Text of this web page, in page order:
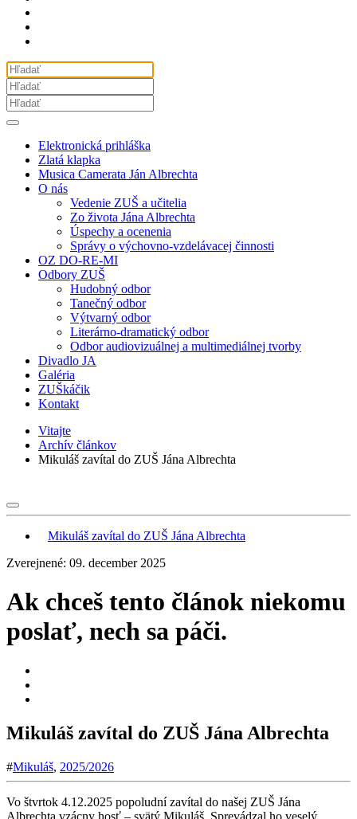
Elektronická prihláška
Zlatá klapka
Musica Camerata Ján Albrechta
O nás
Vedenie ZUŠ a učitelia
Zo života Jána Albrechta
Úspechy a ocenenia
Správy o výchovno-vzdelávacej činnosti
OZ DO-RE-MI
Odbory ZUŠ
Hudobný odbor
Tanečný odbor
Výtvarný odbor
Literárno-dramatický odbor
Odbor audiovizuálnej a multimediálnej tvorby
Divadlo JA
Galéria
ZUŠkáčik
Kontakt
Vitajte
Archív článkov
Mikuláš zavítal do ZUŠ Jána Albrechta
Mikuláš zavítal do ZUŠ Jána Albrechta
Zverejnené: 09. december 2025
Ak chceš tento článok niekomu
poslať, nech sa páči.
Mikuláš zavítal do ZUŠ Jána Albrechta
#Mikuláš, 2025/2026
Vo štvrtok 4.12.2025 popoludní zavítal do našej ZUŠ Jána
Albrechta vzácny hosť – svätý Mikuláš. Sprevádzal ho veselý